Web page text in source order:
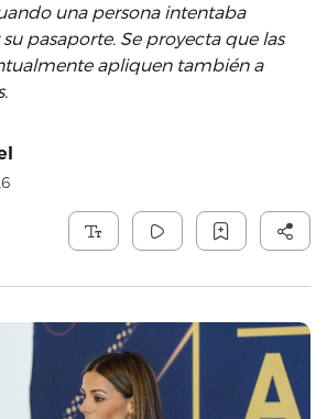
una persona intentaba
pasaporte. Se proyecta que las
apliquen también a